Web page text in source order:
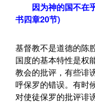
因为神的国不在乎
书四章20节)
基督教不是道德的陈
国度的基本特性是权
教会的批评，有些诽
呼保罗的错误。有时
对使徒保罗的批评诽谤